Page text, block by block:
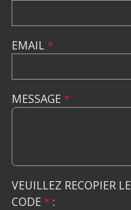
EMAIL*
MESSAGE *
VEUILLEZ RECOPIER LE
CODE * :